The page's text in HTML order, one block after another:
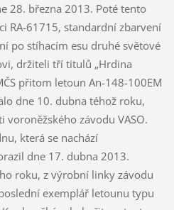
28. března 2013. Poté tento
RA-61715, standardní zbarvení
po stíhacím esu druhé světové
držiteli tří titulů „Hrdina
přitom letoun An-148-100EM
dne 10. dubna téhož roku,
závodu VASO.
která se nachází
dne 17. dubna 2013.
roku, z výrobní linky závodu
exemplář letounu typu